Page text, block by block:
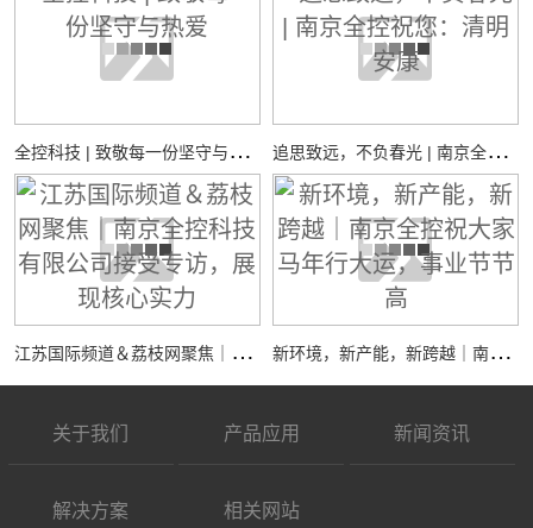
全
控科技 | 致敬每一份坚守与热爱 追
思致远，不负春光 | 南京全控祝您：清明安康
江
苏国际频道＆荔枝网聚焦｜南京全控科技有限公司接受专访，展现核心实力 新
环境，新产能，新跨越｜南京全控祝大家马年行大运，事业节节高
关于我们 产品应用 新闻资讯
解决方案 相关网站